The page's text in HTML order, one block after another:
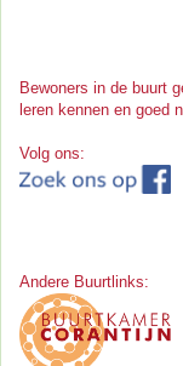
Bewoners in de buurt
leren kennen en goed
Volg ons:
Andere Buurtlinks: